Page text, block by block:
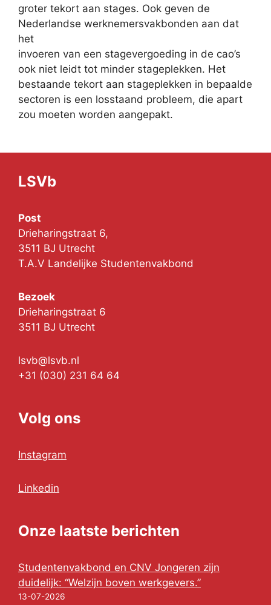
groter tekort aan stages. Ook geven de
Nederlandse werknemersvakbonden aan dat
het
invoeren van een stagevergoeding in de cao’s
ook niet leidt tot minder stageplekken. Het
bestaande tekort aan stageplekken in bepaalde
sectoren is een losstaand probleem, die apart
zou moeten worden aangepakt.
LSVb
Post
Drieharingstraat 6,
3511 BJ Utrecht
T.A.V Landelijke Studentenvakbond
Bezoek
Drieharingstraat 6
3511 BJ Utrecht
lsvb@lsvb.nl
+31 (030) 231 64 64
Volg ons
Instagram
Linkedin
Onze laatste berichten
Studentenvakbond en CNV Jongeren zijn
duidelijk: “Welzijn boven werkgevers.”
13-07-2026